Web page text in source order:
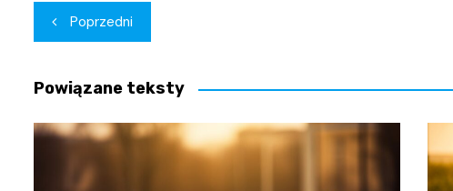
Nawigacja
wpisu
Poprzedni
Powiązane teksty